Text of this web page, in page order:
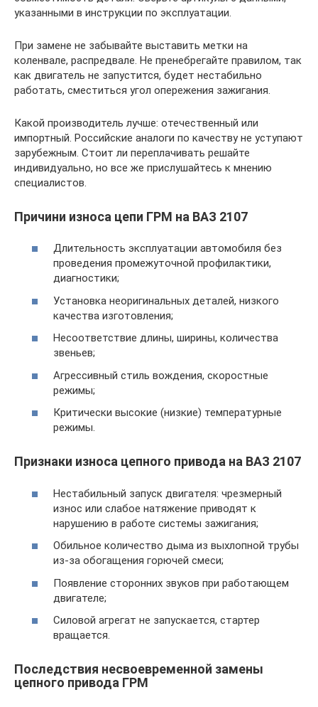
указанными в инструкции по эксплуатации.
При замене не забывайте выставить метки на
коленвале, распредвале. Не пренебрегайте правилом, так
как двигатель не запустится, будет нестабильно
работать, сместиться угол опережения зажигания.
Какой производитель лучше: отечественный или
импортный. Российские аналоги по качеству не уступают
зарубежным. Стоит ли переплачивать решайте
индивидуально, но все же прислушайтесь к мнению
специалистов.
Причини износа цепи ГРМ на ВАЗ 2107
Длительность эксплуатации автомобиля без
проведения промежуточной профилактики,
диагностики;
Установка неоригинальных деталей, низкого
качества изготовления;
Несоответствие длины, ширины, количества
звеньев;
Агрессивный стиль вождения, скоростные
режимы;
Критически высокие (низкие) температурные
режимы.
Признаки износа цепного привода на ВАЗ 2107
Нестабильный запуск двигателя: чрезмерный
износ или слабое натяжение приводят к
нарушению в работе системы зажигания;
Обильное количество дыма из выхлопной трубы
из-за обогащения горючей смеси;
Появление сторонних звуков при работающем
двигателе;
Силовой агрегат не запускается, стартер
вращается.
Последствия несвоевременной замены
цепного привода ГРМ